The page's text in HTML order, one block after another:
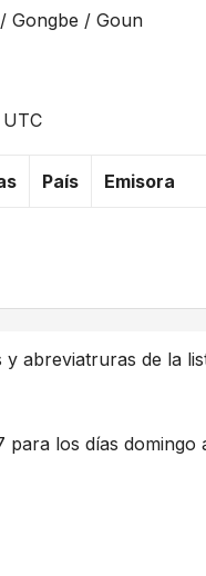
Gongbe / Goun
País Emisora
abreviatruras de la
para los días domingo